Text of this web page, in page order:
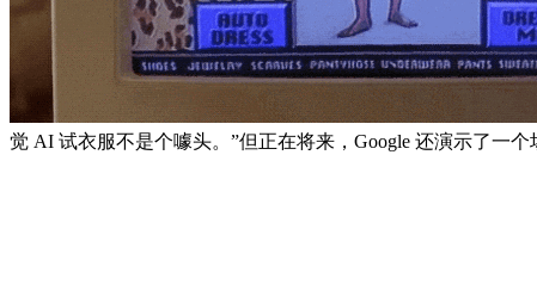
觉 AI 试衣服不是个噱头。”但正在将来，Google 还演示了一